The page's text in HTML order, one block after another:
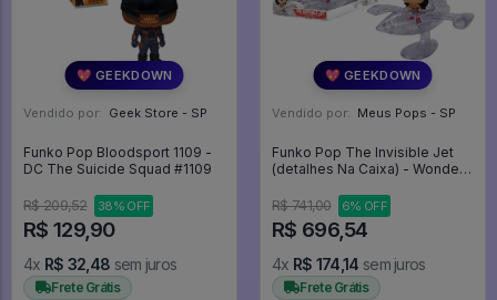
💖 GEEKDOWN
Vendido por: Geek Store - SP
Funko Pop Bloodsport 1109 -
DC The Suicide Squad #1109
R$ 209,52 38% OFF
R$ 129,90
4x R$ 32,48 sem juros
Frete Grátis
💖 GEEKDOWN
Vendido por: Meus Pops - SP
Funko Pop The Invisible Jet
(detalhes Na Caixa) - Wonder
R$ 741,00
6% OFF
R$ 696,54
4x R$ 174,14 sem juros
Frete Grátis